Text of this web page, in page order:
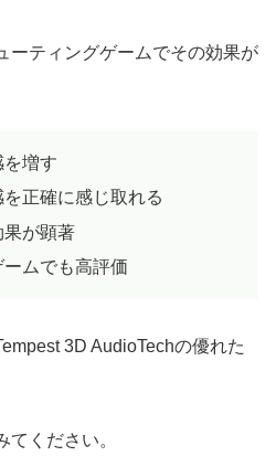
ーティングゲームでその効果が
増す
正確に感じ取れる
果が顕著
ムでも高評価
3D AudioTechの優れた
ください。